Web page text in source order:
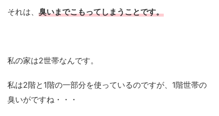
それは、 臭いまでこもってしまうことです。
私の家は2世帯なんです。
私は2階と1階の一部分を使っているのですが、1階世帯の
臭いがですね・・・